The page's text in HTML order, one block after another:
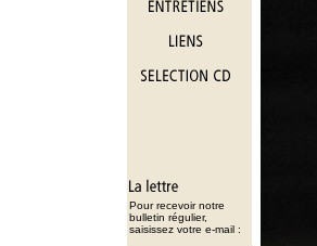
Pour recevoir notre
bulletin régulier,
saisissez votre e-mail :